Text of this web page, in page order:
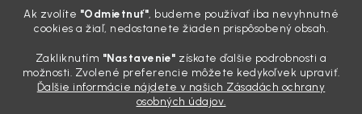
Ak zvolíte "Odmietnuť", budeme používať iba nevyhnutné
cookies a žiaľ, nedostanete žiaden prispôsobený obsah.
Zakliknutím "Nastavenie" získate ďalšie podrobnosti a
možnosti. Zvolené preferencie môžete kedykoľvek upraviť.
Ďalšie informácie nájdete v našich Zásadách ochrany
osobných údajov.
drzo pozerá prach. Handra ani vysávač tam jednodu...
Detailing nemusí stáť výplatu: 5 kúskov autokozmetiky,
31.7.2026
Sobotné ráno, káva v ruke a pred vami zaprášená kapota. Pre
niekoho nuda, pre nás najlepší relax. Lenže keď si v košíku spočítate